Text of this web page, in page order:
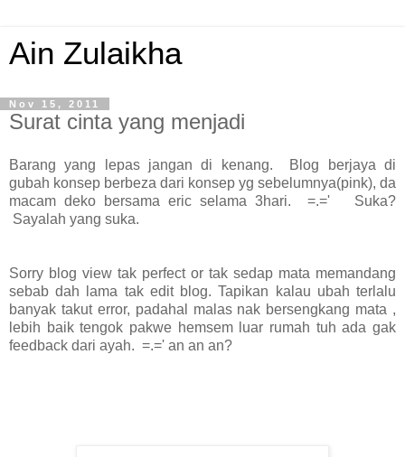
Ain Zulaikha
Nov 15, 2011
Surat cinta yang menjadi
Barang yang lepas jangan di kenang. Blog berjaya di
gubah konsep berbeza dari konsep yg sebelumnya(pink), da
macam deko bersama eric selama 3hari. =.=' Suka?
Sayalah yang suka.
Sorry blog view tak perfect or tak sedap mata memandang
sebab dah lama tak edit blog. Tapikan kalau ubah terlalu
banyak takut error, padahal malas nak bersengkang mata ,
lebih baik tengok pakwe hemsem luar rumah tuh ada gak
feedback dari ayah. =.=' an an an?